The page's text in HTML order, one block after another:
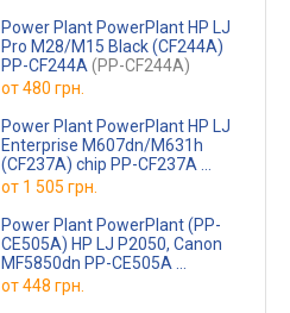
Power Plant PowerPlant HP LJ
Pro M28/M15 Black (CF244A)
PP-CF244A (PP-CF244A)
от480 грн.
Power Plant PowerPlant HP LJ
Enterprise M607dn/M631h
(CF237A) chip PP-CF237A
(PP-CF237A)
от 1 505 грн.
Power Plant PowerPlant (PP-
CE505A) HP LJ P2050, Canon
MF5850dn PP-CE505A
(CE505A, CRG-119)
от448 грн.